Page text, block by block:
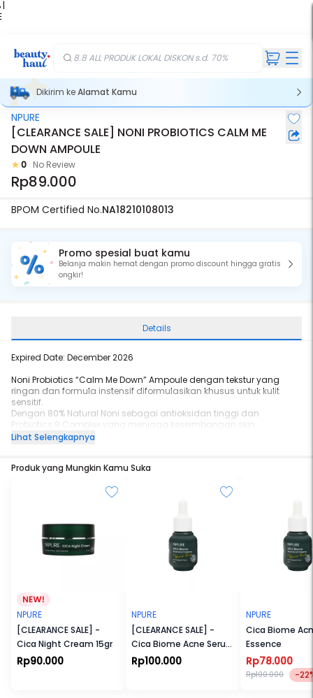
|
8.8 ALL PRODUK LOKAL DISKON s.d. 70%
Dikirim keAlamat Kamu
NPURE
[CLEARANCE SALE] NONI PROBIOTICS CALM ME
DOWN AMPOULE
0 No Review
Rp89.000
BPOM Certified No.NA18210108013
Promo spesial buat kamu
Belanja makin hemat dengan promo discount hingga gratis
ongkir!
Details
Expired Date: December 2026
Noni Probiotics “Calm Me Down” Ampoule dengan tekstur yang
ringan dan formula instensif diformulasikan khusus untuk kulit
sensitif.
Dengan 80% Natural Noni sebagai antioksidan tinggi dan
Probiotics 9 Complex yang menjaga keseimbangan skin
microbiome sehingga membuat kulit menjadi lembap dan halus.
melembabkan, dan melindungi skin barrier. SymCalmin®
mengurangi peradangan dan kulit kemerahan, serta melindungi
Lihat Selengkapnya
Produk yang Mungkin Kamu Suka
NPURE
[CLEARANCE SALE] -
Cica Night Cream 15gr
Rp90.000
NPURE
[CLEARANCE SALE] -
Cica Biome Acne Serum
Essence
Rp100.000
NPURE
Cica Biome
Essence
Rp78.000
Rp100.000 -